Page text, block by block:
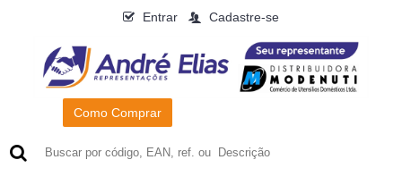
Entrar Cadastre-se
Como Comprar